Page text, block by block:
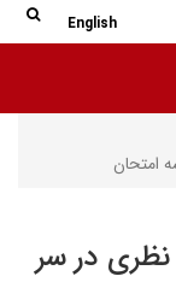
English
امتحان
در سر